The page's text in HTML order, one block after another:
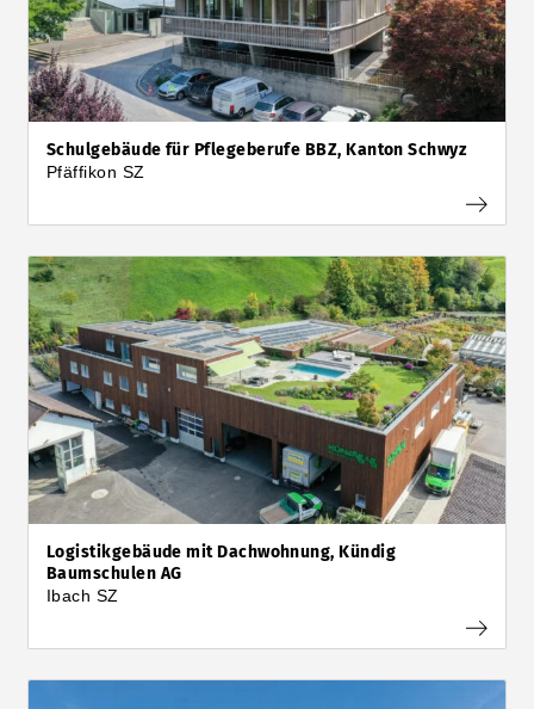
Schulgebäude für Pflegeberufe BBZ, Kanton Schwyz
Pfäffikon SZ
Logistikgebäude mit Dachwohnung, Kündig
Baumschulen AG
Ibach SZ